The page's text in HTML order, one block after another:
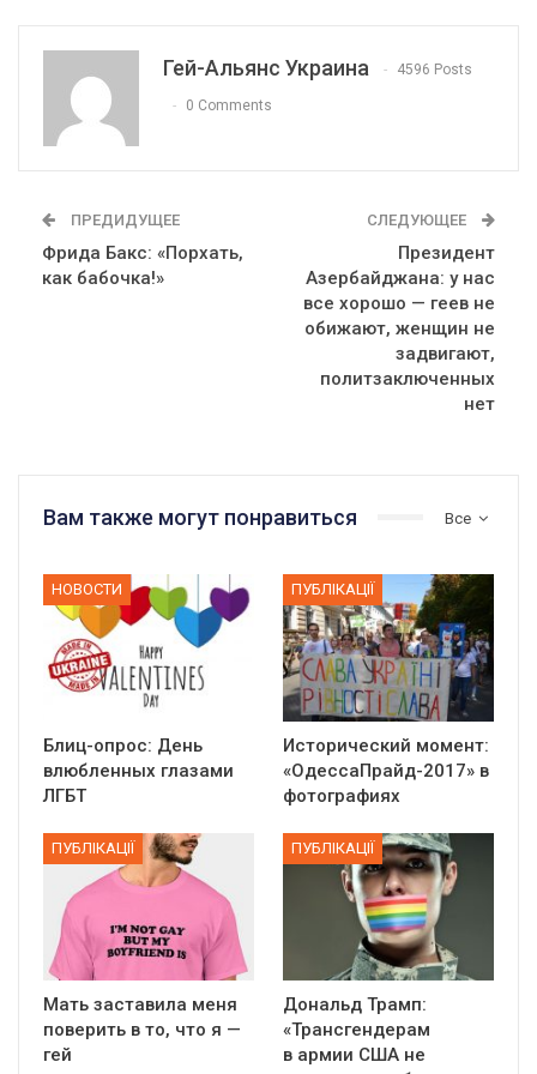
Гей-Альянс Украина 4596 Posts
0 Comments
ПРЕДИДУЩЕЕ
Фрида Бакс: «Порхать,
как бабочка!»
СЛЕДУЮЩЕЕ
Президент
Азербайджана: у нас
все хорошо — геев не
обижают, женщин не
задвигают,
политзаключенных
нет
Все
Вам также могут понравиться
НОВОСТИ
Блиц-опрос: День
влюбленных глазами
ЛГБТ
ПУБЛІКАЦІЇ
Исторический момент:
«ОдессаПрайд-2017» в
фотографиях
ПУБЛІКАЦІЇ
Мать заставила меня
поверить в то, что я —
гей
ПУБЛІКАЦІЇ
Дональд Трамп:
«Трансгендерам
в армии США не